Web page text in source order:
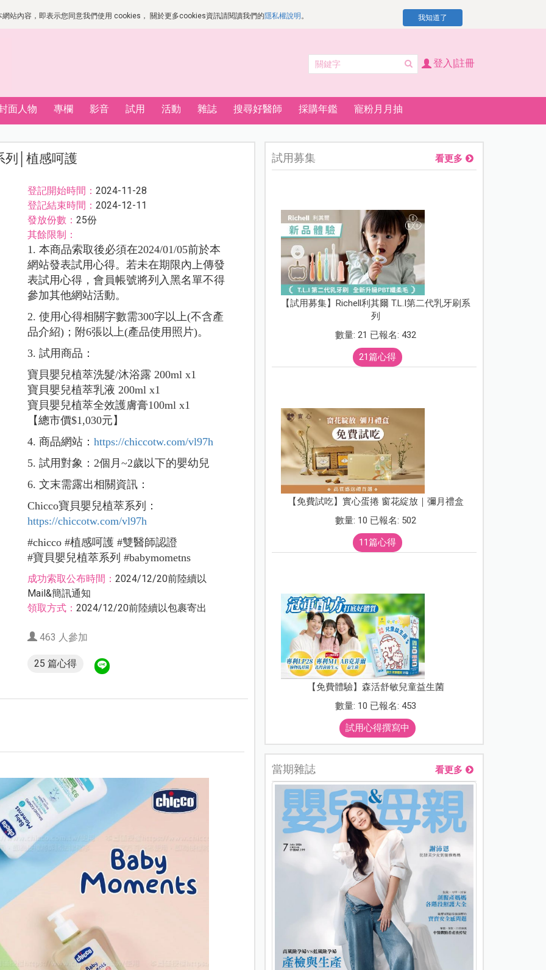
站內容，即表示您同意我們使用 cookies， 關於更多cookies資訊請閱讀我們的隱私權說明 。 我知道了
登入|註冊
面人物 專欄 影音 試用 活動 雜誌 搜尋好醫師 採購年鑑 寵粉月月抽
列│植感呵護
登記開始時間：2024-11-28
登記結束時間：2024-12-11
發放份數：25份
其餘限制：
1. 本商品索取後必須在2024/01/05前於本
網站發表試用心得。若未在期限內上傳發
表試用心得，會員帳號將列入黑名單不得
參加其他網站活動。
2. 使用心得相關字數需300字以上(不含產
品介紹)；附6張以上(產品使用照片)。
3. 試用商品：
寶貝嬰兒植萃洗髮/沐浴露 200ml x1
寶貝嬰兒植萃乳液 200ml x1
寶貝嬰兒植萃全效護膚膏100ml x1
【總市價$1,030元】
4. 商品網站：https://chiccotw.com/vl97h
5. 試用對象：2個月~2歲以下的嬰幼兒
6. 文末需露出相關資訊：
Chicco寶貝嬰兒植萃系列：
https://chiccotw.com/vl97h
#chicco #植感呵護 #雙醫師認證
#寶貝嬰兒植萃系列 #babymometns
成功索取公布時間：2024/12/20前陸續以
Mail&簡訊通知
領取方式：2024/12/20前陸續以包裹寄出
463 人參加
25 篇心得
試用募集 看更多
【試用募集】Richell利其爾 T.L.I第二代乳牙刷系
列
數量: 21 已報名: 432
21篇心得
【免費試吃】實心蛋捲 窗花綻放｜彌月禮盒
數量: 10 已報名: 502
11篇心得
【免費體驗】森活舒敏兒童益生菌
數量: 10 已報名: 453
試用心得撰寫中
當期雜誌 看更多